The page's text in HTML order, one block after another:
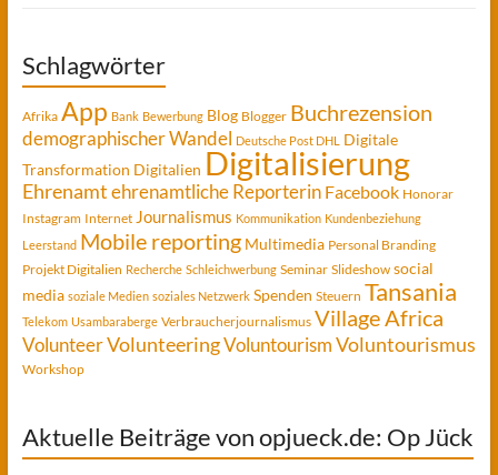
Schlagwörter
Afrika App Bank Bewerbung Blog Blogger Buchrezension
demographischer Wandel Deutsche Post DHL
Digitale
Transformation Digitalien Digitalisierung
Ehrenamtehrenamtliche Reporterin Facebook Honorar
Instagram Internet Journalismus Kommunikation Kundenbeziehung
Leerstand Mobile reporting Multimedia Personal Branding
Projekt Digitalien Recherche Schleichwerbung Seminar Slideshow social
media soziale Medien soziales Netzwerk Spenden Steuern Tansania
Telekom Usambaraberge Verbraucherjournalismus Village Africa
VolunteerVolunteeringVoluntourismVoluntourismus
Workshop
Aktuelle Beiträge von opjueck.de: Op Jück